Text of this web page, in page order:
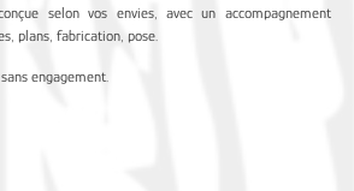
selon vos envies, avec un accompagnement
plans, fabrication, pose.
engagement.